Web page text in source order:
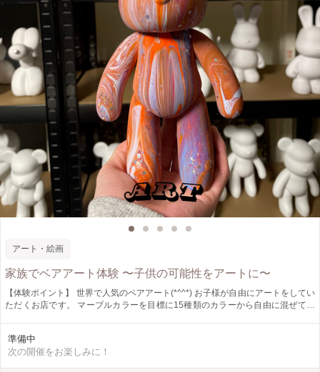
アート・絵画
家族でベアアート体験 〜子供の可能性をアートに〜
【体験ポイント】 世界で人気のベアアート(*^^*) お子様が自由にアートをしてい
ただくお店です。 マーブルカラーを目標に15種類のカラーから自由に混ぜてい
類のカラーから4カラー前後選択 ・フィギュアにかけていく ・ラメをつける ・1
週間程度乾燥 ・発送 【フィギュアのサイズ】 23cmのベアをはじめ、ラビット
準備中
次の開催をお楽しみに！